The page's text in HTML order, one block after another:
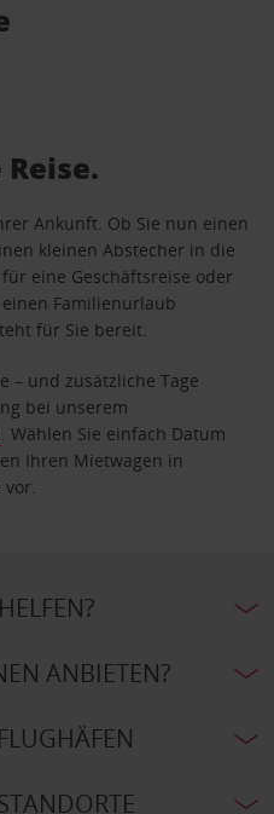
Ankunft. Ob Sie nun einen
kleinen Abstecher in die
eine Geschäftsreise oder
Familienurlaub
für Sie bereit.
– und zusätzliche Tage
bei unserem
. Wählen Sie einfach Datum
Ihren Mietwagen in
ANBIETEN?